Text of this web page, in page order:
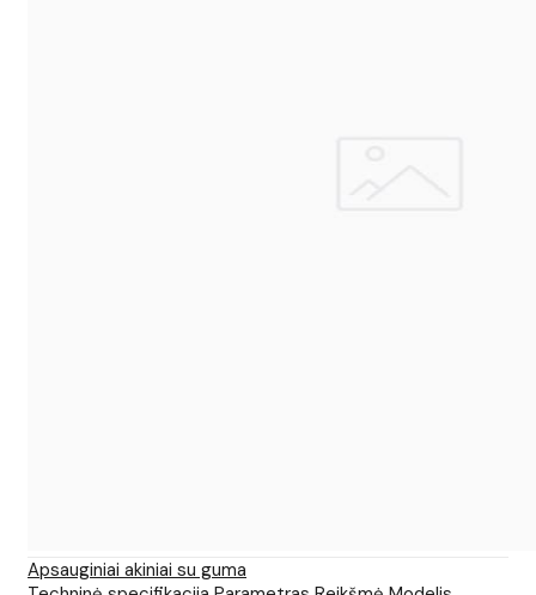
Apsauginiai akiniai su guma